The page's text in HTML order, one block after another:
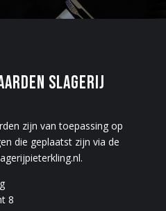
SLAGERIJ
zijn van toepassing op
die geplaatst zijn via de
8